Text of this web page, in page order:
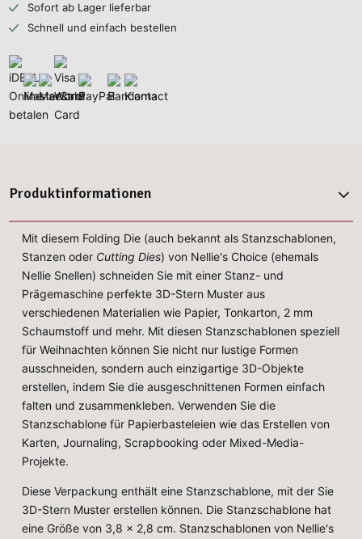
Sofort ab Lager lieferbar
Schnell und einfach bestellen
Produktinformationen
Mit diesem Folding Die (auch bekannt als Stanzschablonen,
Stanzen oder Cutting Dies) von Nellie's Choice (ehemals
Nellie Snellen) schneiden Sie mit einer Stanz- und
Prägemaschine perfekte 3D-Stern Muster aus
verschiedenen Materialien wie Papier, Tonkarton, 2 mm
Schaumstoff und mehr. Mit diesen Stanzschablonen speziell
für Weihnachten können Sie nicht nur lustige Formen
ausschneiden, sondern auch einzigartige 3D-Objekte
erstellen, indem Sie die ausgeschnittenen Formen einfach
falten und zusammenkleben. Verwenden Sie die
Stanzschablone für Papierbasteleien wie das Erstellen von
Karten, Journaling, Scrapbooking oder Mixed-Media-
Projekte.
Diese Verpackung enthält eine Stanzschablone, mit der Sie
3D-Stern Muster erstellen können. Die Stanzschablone hat
eine Größe von 3,8 x 2,8 cm. Stanzschablonen von Nellie's